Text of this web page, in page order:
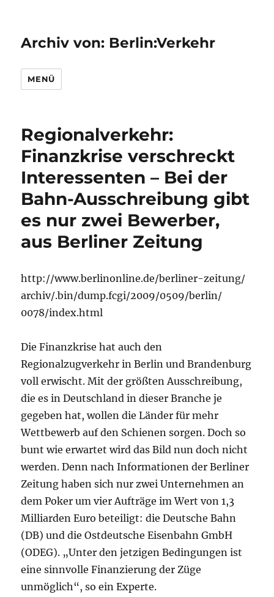
Archiv von: Berlin:Verkehr
MENÜ
Regionalverkehr:
Finanzkrise verschreckt
Interessenten – Bei der
Bahn-Ausschreibung gibt
es nur zwei Bewerber,
aus Berliner Zeitung
http://www.berlinonline.de/berliner-zeitung/
archiv/.bin/dump.fcgi/2009/0509/berlin/
0078/index.html
Die Finanzkrise hat auch den
Regionalzugverkehr in Berlin und Brandenburg
voll erwischt. Mit der größten Ausschreibung,
die es in Deutschland in dieser Branche je
gegeben hat, wollen die Länder für mehr
Wettbewerb auf den Schienen sorgen. Doch so
bunt wie erwartet wird das Bild nun doch nicht
werden. Denn nach Informationen der Berliner
Zeitung haben sich nur zwei Unternehmen an
dem Poker um vier Aufträge im Wert von 1,3
Milliarden Euro beteiligt: die Deutsche Bahn
(DB) und die Ostdeutsche Eisenbahn GmbH
(ODEG). „Unter den jetzigen Bedingungen ist
eine sinnvolle Finanzierung der Züge
unmöglich“, so ein Experte.